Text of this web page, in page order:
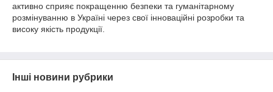
активно сприяє покращенню безпеки та гуманітарному
розмінуванню в Україні через свої інноваційні розробки та
високу якість продукції.
Інші новини рубрики